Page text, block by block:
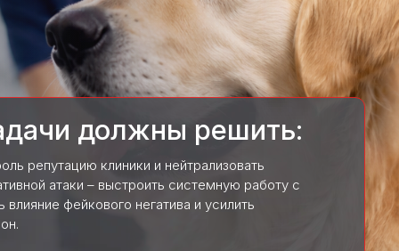
должны решить:
репутацию клиники и нейтрализовать
атаки – выстроить системную работу с
влияние фейкового негатива и усилить